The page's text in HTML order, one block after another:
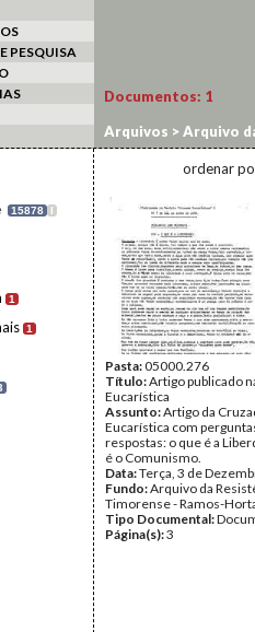
PESQUISA
15878 I
1
1
Documentos: 1
Arquivos >Arquivo
ordenar
Pasta:05000.276
Título:Artigo publicado
Eucarística
Assunto:Artigo da
Eucarística com
respostas: o que é a
é o Comunismo.
Data:Terça, 3 de
Fundo:Arquivo da
Timorense - Ramos-
Tipo Documental:
Página(s):3